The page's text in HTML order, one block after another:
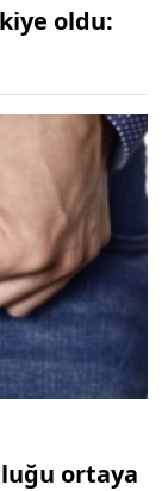
oldu:
ortaya